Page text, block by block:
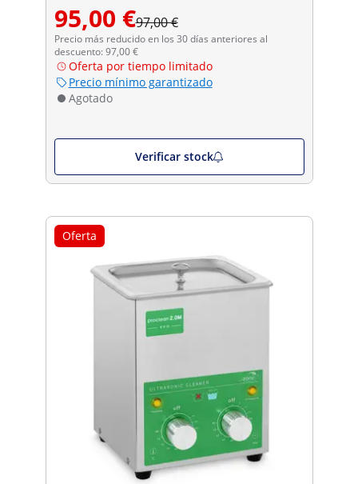
95,00 €97,00 €
Precio más reducido en los 30 días anteriores al
descuento: 97,00 €
Oferta por tiempo limitado
Precio mínimo garantizado
Agotado
Verificar stock
Oferta